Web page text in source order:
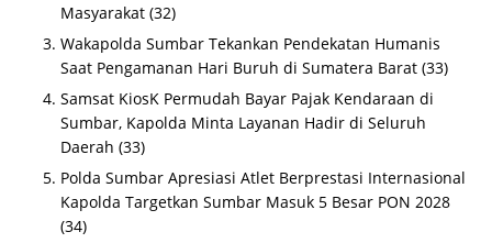
Masyarakat (32)
Wakapolda Sumbar Tekankan Pendekatan Humanis
Saat Pengamanan Hari Buruh di Sumatera Barat (33)
Samsat KiosK Permudah Bayar Pajak Kendaraan di
Sumbar, Kapolda Minta Layanan Hadir di Seluruh
Daerah (33)
Polda Sumbar Apresiasi Atlet Berprestasi Internasional
Kapolda Targetkan Sumbar Masuk 5 Besar PON 2028
(34)